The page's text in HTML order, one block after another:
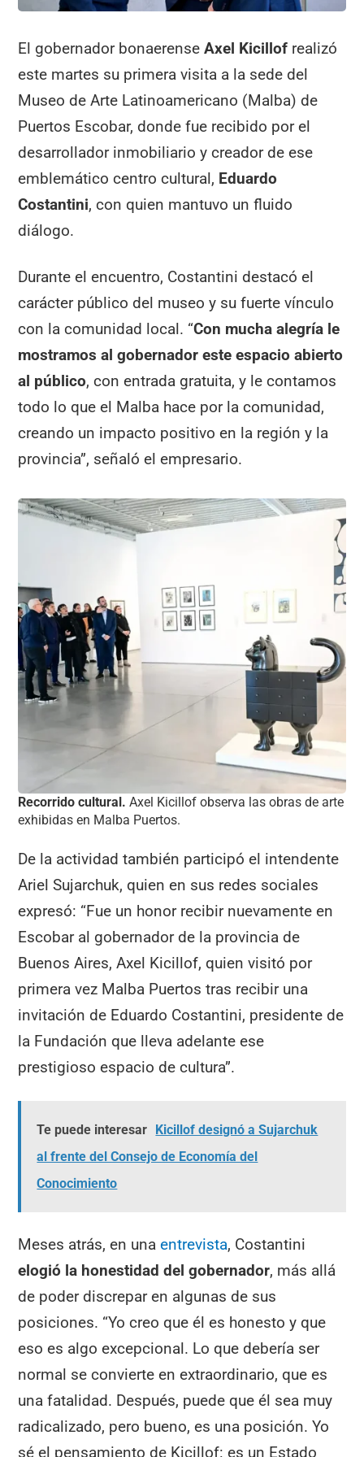
El gobernador bonaerenseAxel Kicillof realizó
este martes su primera visita a la sede del
Museo de Arte Latinoamericano (Malba) de
Puertos Escobar, donde fue recibido por el
desarrollador inmobiliario y creador de ese
emblemático centro cultural, Eduardo
Costantini, con quien mantuvo un fluido
diálogo.
Durante el encuentro, Costantini destacó el
carácter público del museo y su fuerte vínculo
con la comunidad local. “Con mucha alegría le
mostramos al gobernador este espacio abierto
al público, con entrada gratuita, y le contamos
todo lo que el Malba hace por la comunidad,
creando un impacto positivo en la región y la
provincia”, señaló el empresario.
Recorrido cultural. Axel Kicillof observa las obras de arte
exhibidas en Malba Puertos.
De la actividad también participó el intendente
Ariel Sujarchuk, quien en sus redes sociales
expresó: “Fue un honor recibir nuevamente en
Escobar al gobernador de la provincia de
Buenos Aires, Axel Kicillof, quien visitó por
primera vez Malba Puertos tras recibir una
invitación de Eduardo Costantini, presidente de
la Fundación que lleva adelante ese
prestigioso espacio de cultura”.
Te puede interesar Kicillof designó a Sujarchuk
al frente del Consejo de Economía del
Conocimiento
Meses atrás, en unaentrevista, Costantini
elogió la honestidad del gobernador, más allá
de poder discrepar en algunas de sus
posiciones. “Yo creo que él es honesto y que
eso es algo excepcional. Lo que debería ser
normal se convierte en extraordinario, que es
una fatalidad. Después, puede que él sea muy
radicalizado, pero bueno, es una posición. Yo
sé el pensamiento de Kicillof: es un Estado